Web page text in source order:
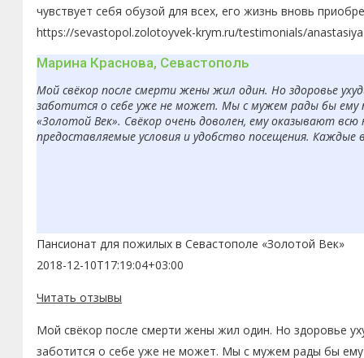
чувствует себя обузой для всех, его жизнь вновь
https://sevastopol.zolotoyvek-krym.ru/testimonials/
Марина Краснова, Севастополь
Мой свёкор после смерти жены жил один. Но здоровье
заботится о себе уже не может. Мы с мужем рады бы ему
«Золотой Век». Свёкор очень доволен, ему оказывают
предоставляемые условия и удобство посещения.
Пансионат для пожилых в Севастополе «Золотой Век»
2018-12-10T17:19:04+03:00
Читать отзывы
Мой свёкор после смерти жены жил один. Но здоровье
заботится о себе уже не может. Мы с мужем рады бы ему